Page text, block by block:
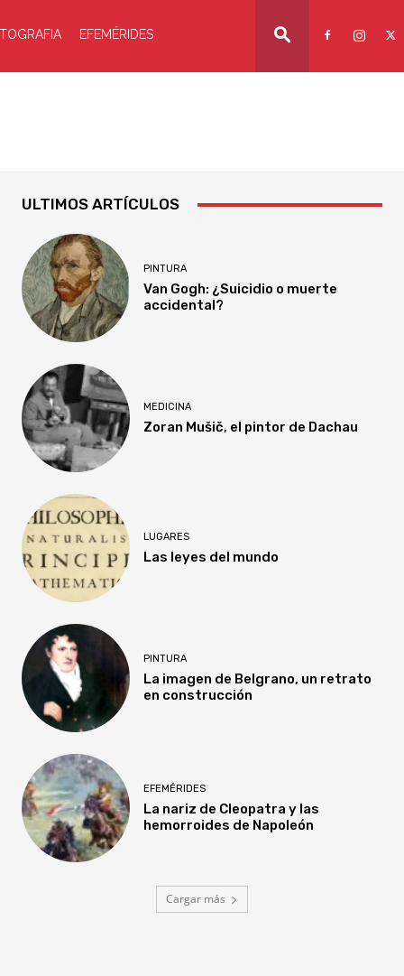
EFEMÉRIDES
ULTIMOS ARTÍCULOS
PINTURA
Van Gogh: ¿Suicidio o muerte
accidental?
MEDICINA
Zoran Mušič, el pintor de Dachau
LUGARES
Las leyes del mundo
PINTURA
La imagen de Belgrano, un retrato
en construcción
EFEMÉRIDES
La nariz de Cleopatra y las
hemorroides de Napoleón
Cargar más